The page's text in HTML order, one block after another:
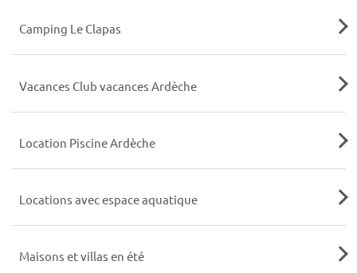
Camping Le Clapas
Vacances Club vacances Ardèche
Location Piscine Ardèche
Locations avec espace aquatique
Maisons et villas en été